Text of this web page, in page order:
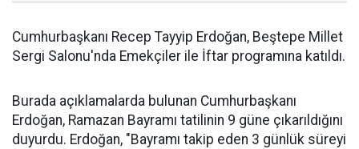
Cumhurbaşkanı Recep Tayyip Erdoğan, Beştepe Millet
Sergi Salonu'nda Emekçiler ile İftar programına katıldı.
Burada açıklamalarda bulunan Cumhurbaşkanı
Erdoğan, Ramazan Bayramı tatilinin 9 güne çıkarıldığını
duyurdu. Erdoğan, "Bayramı takip eden 3 günlük süreyi